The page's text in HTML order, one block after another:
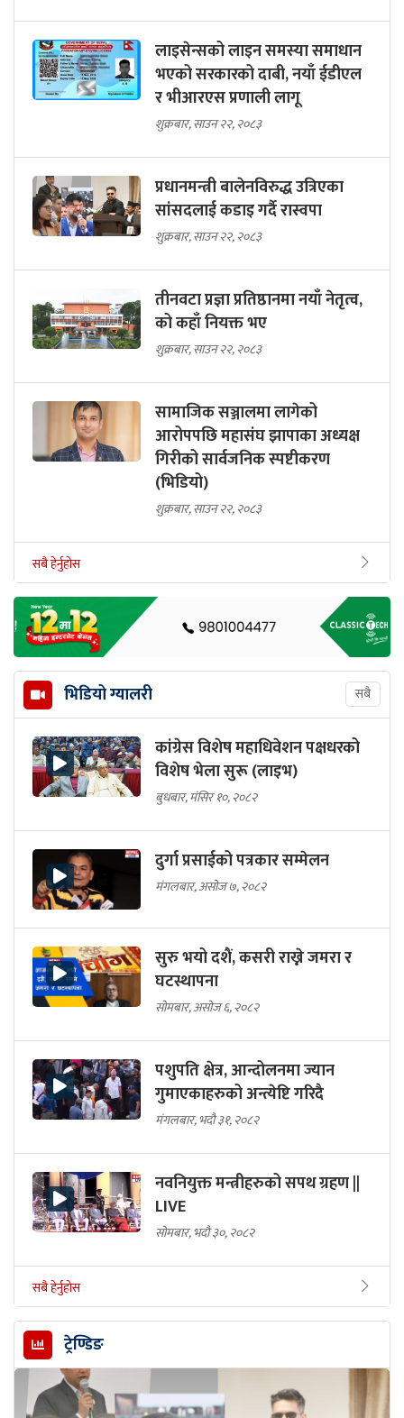
लाइसेन्सको लाइन समस्या समाधान
भएको सरकारको दाबी, नयाँ ईडीएल
र भीआरएस प्रणाली लागू
शुक्रबार, साउन २२, २०८३
प्रधानमन्त्री बालेनविरुद्ध उत्रिएका
सांसदलाई कडाइ गर्दै रास्वपा
शुक्रबार, साउन २२, २०८३
तीनवटा प्रज्ञा प्रतिष्ठानमा नयाँ नेतृत्व,
को कहाँ नियक्त भए
शुक्रबार, साउन २२, २०८३
सामाजिक सञ्जालमा लागेको
आरोपपछि महासंघ झापाका अध्यक्ष
गिरीको सार्वजनिक स्पष्टीकरण
(भिडियो)
शुक्रबार, साउन २२, २०८३
सबै हेर्नुहोस
भिडियो ग्यालरी सबै
कांग्रेस विशेष महाधिवेशन पक्षधरको
विशेष भेला सुरू (लाइभ)
बुधबार, मंसिर १०, २०८२
दुर्गा प्रसाईको पत्रकार सम्मेलन
मंगलबार, असोज ७, २०८२
सुरु भयो दशैं, कसरी राख्ने जमरा र
घटस्थापना
सोमबार, असोज ६, २०८२
पशुपति क्षेत्र, आन्दोलनमा ज्यान
गुमाएकाहरुको अन्त्येष्टि गरिदै
मंगलबार, भदौ ३१, २०८२
नवनियुक्त मन्त्रीहरुको सपथ ग्रहण ||
LIVE
सोमबार, भदौ ३०, २०८२
सबै हेर्नुहोस
ट्रेण्डिङ